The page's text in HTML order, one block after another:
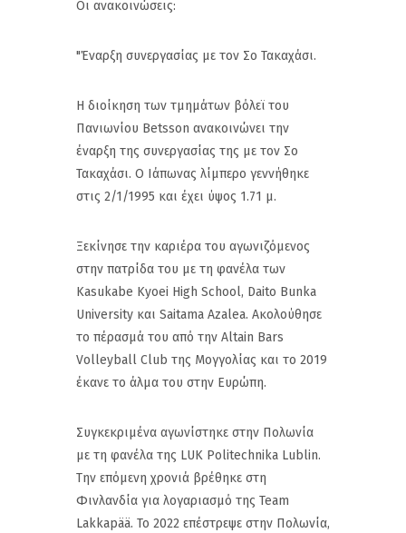
Οι ανακοινώσεις:
"Έναρξη συνεργασίας με τον Σο Τακαχάσι.
Η διοίκηση των τμημάτων βόλεϊ του
Πανιωνίου Betsson ανακοινώνει την
έναρξη της συνεργασίας της με τον Σο
Τακαχάσι. Ο Ιάπωνας λίμπερο γεννήθηκε
στις 2/1/1995 και έχει ύψος 1.71 μ.
Ξεκίνησε την καριέρα του αγωνιζόμενος
στην πατρίδα του με τη φανέλα των
Kasukabe Kyoei High School, Daito Bunka
University και Saitama Azalea. Ακολούθησε
το πέρασμά του από την Altain Bars
Volleyball Club της Μογγολίας και το 2019
έκανε το άλμα του στην Ευρώπη.
Συγκεκριμένα αγωνίστηκε στην Πολωνία
με τη φανέλα της LUK Politechnika Lublin.
Την επόμενη χρονιά βρέθηκε στη
Φινλανδία για λογαριασμό της ‎Team
Lakkapää. Το 2022 επέστρεψε στην Πολωνία,